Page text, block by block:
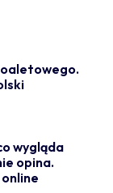
wygląda
opina.